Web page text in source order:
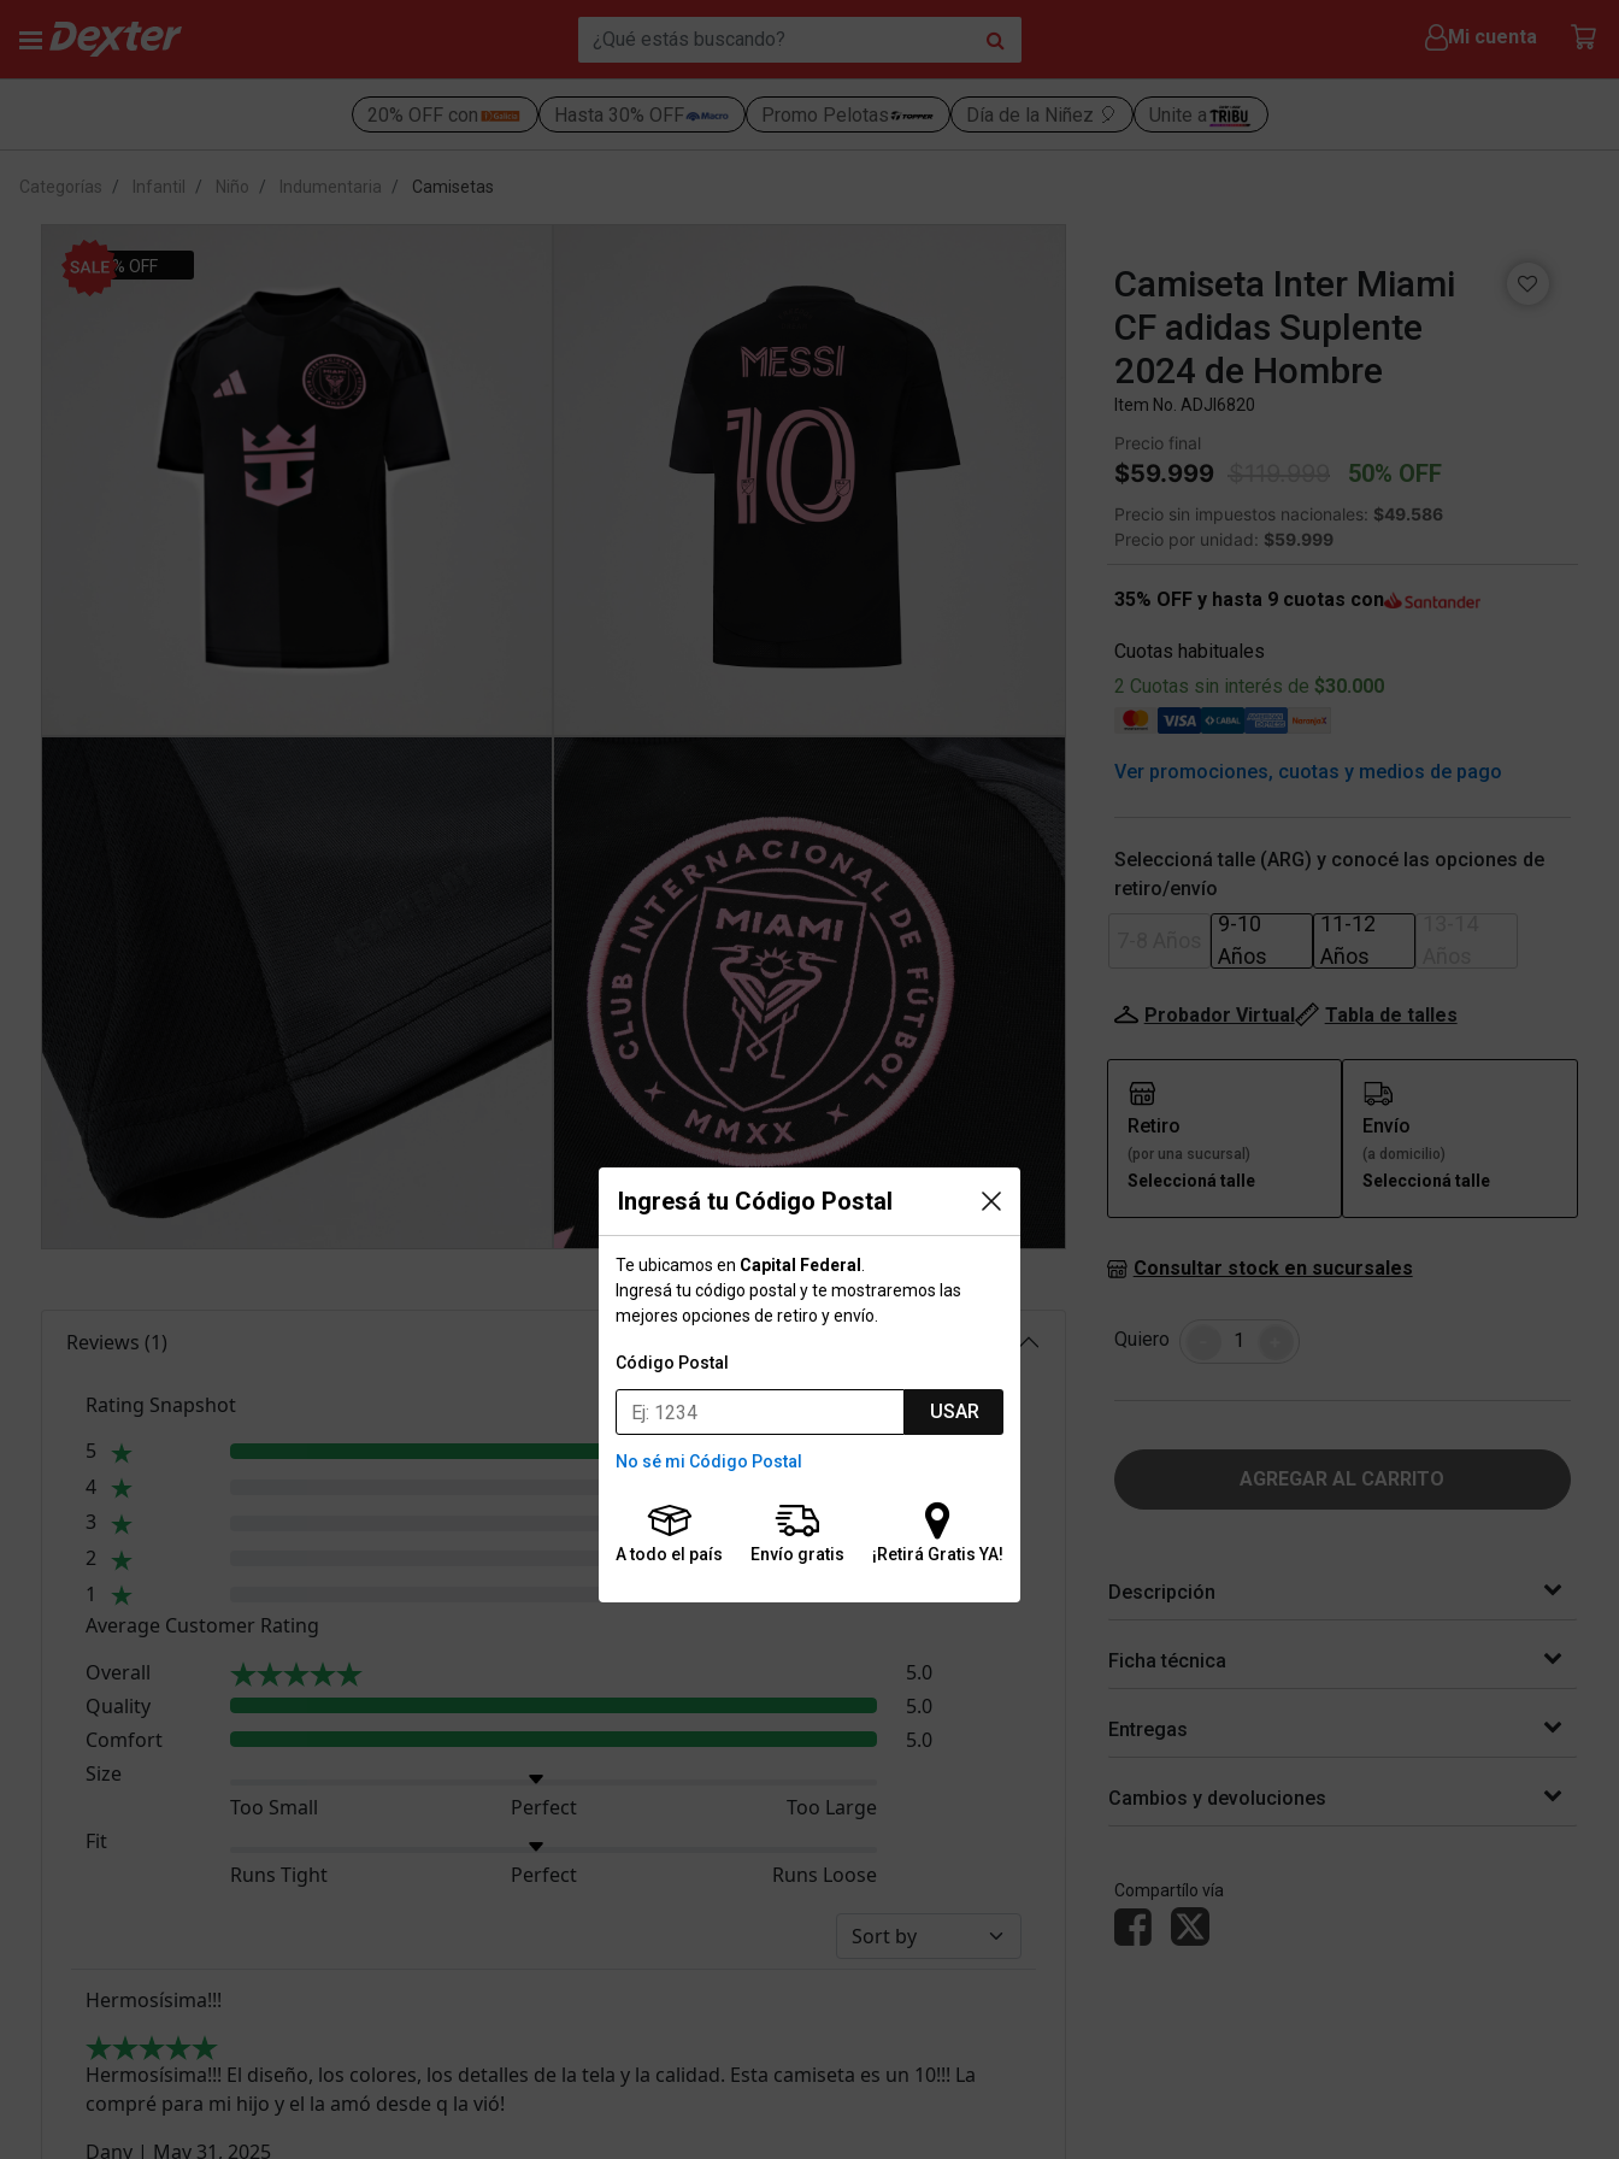
Mi cuenta
20% OFF con Hasta 30% OFF Promo Pelotas Día de la Niñez 🎈 Unite a
Ingresá tu Código Postal
Te ubicamos en Capital Federal
Ingresá tu código postal y te mostraremos las
mejores opciones de retiro y envío.
Código Postal
USAR
No sé mi Código Postal
A todo el país Envío gratis ¡Retirá Gratis YA!
Categorías Infantil Niño Indumentaria Camisetas
50% OFF
Reviews (1)
Rating Snapshot
5
4
3
2
0
1
Average Customer Rating
Overall
5.0
Quality
5.0
Comfort
5.0
Size
Too Small
Perfect
Too Large
Fit
Runs Tight
Perfect Runs Loose
Hermosísima!!!
Hermosísima!!! El diseño, los colores, los detalles de la tela y la calidad. Esta camiseta es un 10!!! La
compré para mi hijo y el la amó desde q la vió!
Dany | May 31, 2025
Camiseta Inter Miami
CF adidas Suplente
2024 de Hombre
Item No. ADJI6820
Precio final
$59.999 Price reduced from
$119.999 50% OFF
Precio sin impuestos nacionales: $49.586
Precio por unidad: $59.999
35% OFF y hasta 9 cuotas con
Cuotas habituales
2 Cuotas sin interés de $30.000
Ver promociones, cuotas y medios de pago
Seleccioná talle (ARG) y conocé las opciones de
retiro/envío
9-10
Años
11-12
Años
Probador Virtual Tabla de talles
Retiro
(por una sucursal)
Seleccioná talle
Envío
(a domicilio)
Seleccioná talle
Consultar stock en sucursales
Quiero Cantidad
AGREGAR AL CARRITO
Descripción
Ficha técnica
Entregas
Cambios y devoluciones
Compartílo vía